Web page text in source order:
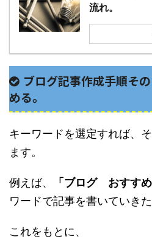
流れ。
ブログ記事作成手順そ
める。
キーワードを選定すれば、
ます。
例えば、 「ブログ おすす
ワードで記事を書いていきた
これをもとに、